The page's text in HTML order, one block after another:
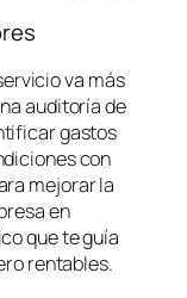
va más
auditoría de
gastos
con
mejorar la
en
que te guía
rentables.